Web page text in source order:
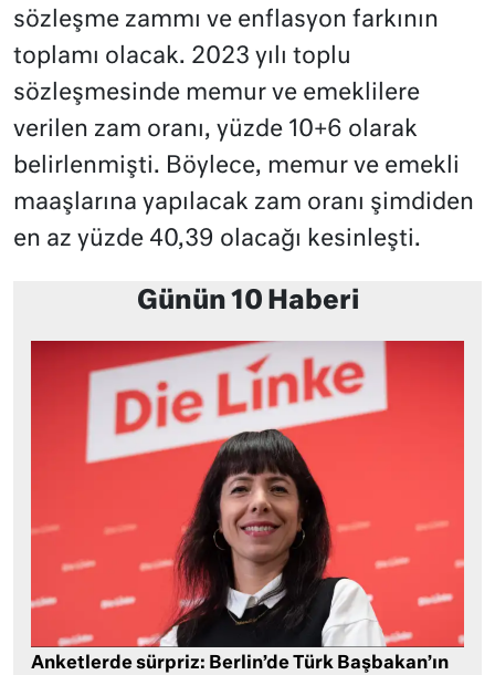
sözleşme zammı ve enflasyon farkının
toplamı olacak. 2023 yılı toplu
sözleşmesinde memur ve emeklilere
verilen zam oranı, yüzde 10+6 olarak
belirlenmişti. Böylece, memur ve emekli
maaşlarına yapılacak zam oranı şimdiden
en az yüzde 40,39 olacağı kesinleşti.
Günün 10 Haberi
Anketlerde sürpriz: Berlin’de Türk Başbakan’ın